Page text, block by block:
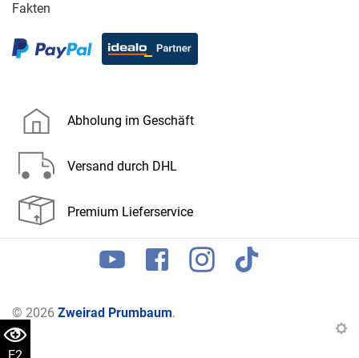
Fakten
Abholung im Geschäft
Versand durch DHL
Premium Lieferservice
© 2026 Zweirad Prumbaum.